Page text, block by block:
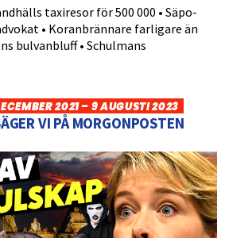
taxiresor för 500 000 • Säpo-
• Koranbrännare farligare än
bulvanbluff • Schulmans
2021 – 9 AUGUSTI 2023
VI PÅ MORGONPOSTEN